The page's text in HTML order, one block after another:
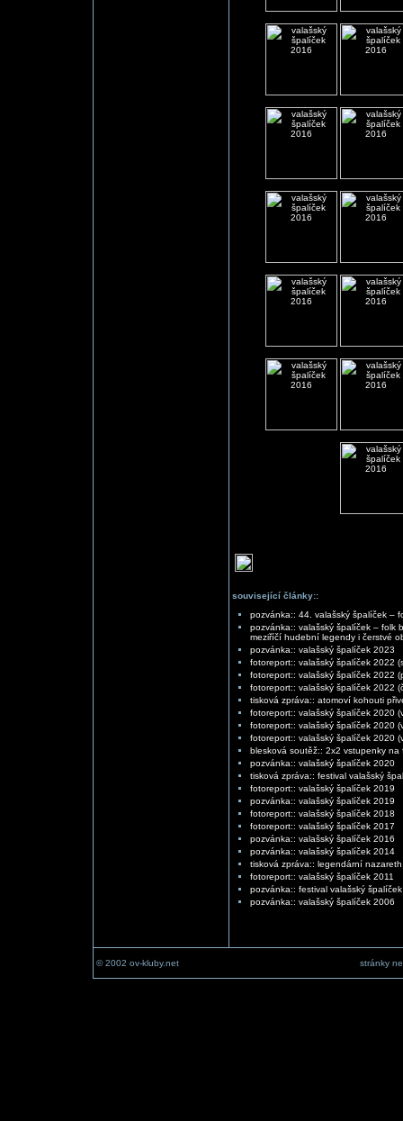
související články::
pozvánka:: 44. valašský špalíček –
pozvánka:: valašský špalíček – folk
meziříčí hudební legendy i čerstvé
pozvánka:: valašský špalíček 2023
fotoreport:: valašský špalíček 2022
fotoreport:: valašský špalíček 2022
fotoreport:: valašský špalíček 2022
tisková zpráva:: atomoví kohouti
fotoreport:: valašský špalíček 2020
fotoreport:: valašský špalíček 2020
fotoreport:: valašský špalíček 2020
blesková soutěž:: 2x2 vstupenky
pozvánka:: valašský špalíček 2020
tisková zpráva:: festival valašský
fotoreport:: valašský špalíček 2019
pozvánka:: valašský špalíček 2019
fotoreport:: valašský špalíček 2018
fotoreport:: valašský špalíček 2017
pozvánka:: valašský špalíček 2016
pozvánka:: valašský špalíček 2014
tisková zpráva:: legendární
fotoreport:: valašský špalíček 2011
pozvánka:: festival valašský
pozvánka:: valašský špalíček 2006
© 2002 ov-kluby.net stránky